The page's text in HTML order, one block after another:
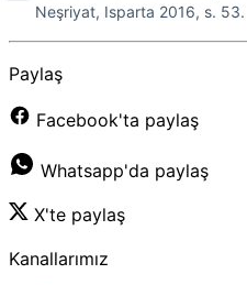
Neşriyat, Isparta 2016, s. 53.
Paylaş
Facebook'ta paylaş
Whatsapp'da paylaş
X'te paylaş
Kanallarımız